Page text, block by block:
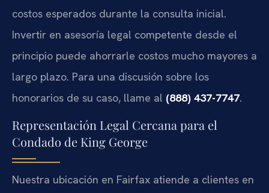
costos esperados durante la consulta inicial.
Invertir en asesoría legal competente desde el
principio puede ahorrarle costos mucho mayores a
largo plazo. Para una discusión sobre los
honorarios de su caso, llame al (888) 437-7747.
Representación Legal Cercana para el
Condado de King George
Nuestra ubicación en Fairfax atiende a clientes en